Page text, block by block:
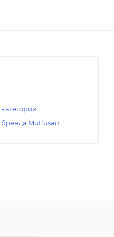
бренда Mutlusan